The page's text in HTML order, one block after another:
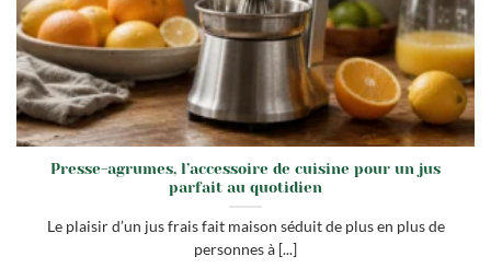
Presse-agrumes, l’accessoire de cuisine pour un jus
parfait au quotidien
Le plaisir d’un jus frais fait maison séduit de plus en plus de
personnes à [...]